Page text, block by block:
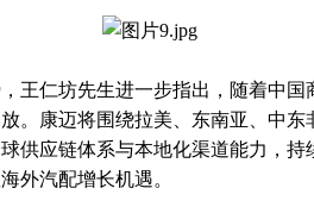
王仁坊先生进一步指出，随着中国
。康迈将围绕拉美、东南亚、中东
供应链体系与本地化渠道能力，持
外汽配增长机遇。